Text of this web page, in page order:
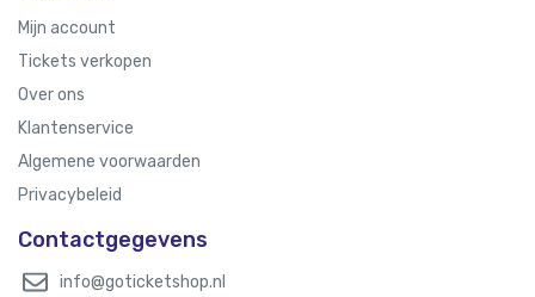
Mijn account
Tickets verkopen
Over ons
Klantenservice
Algemene voorwaarden
Privacybeleid
Contactgegevens
info@goticketshop.nl